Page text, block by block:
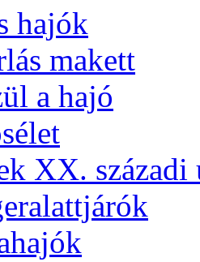
hajók
makett
a hajó
XX. századi